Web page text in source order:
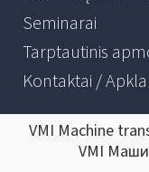
Seminarai
Tarptautinis
Kontaktai /
VMI Machine
VMI